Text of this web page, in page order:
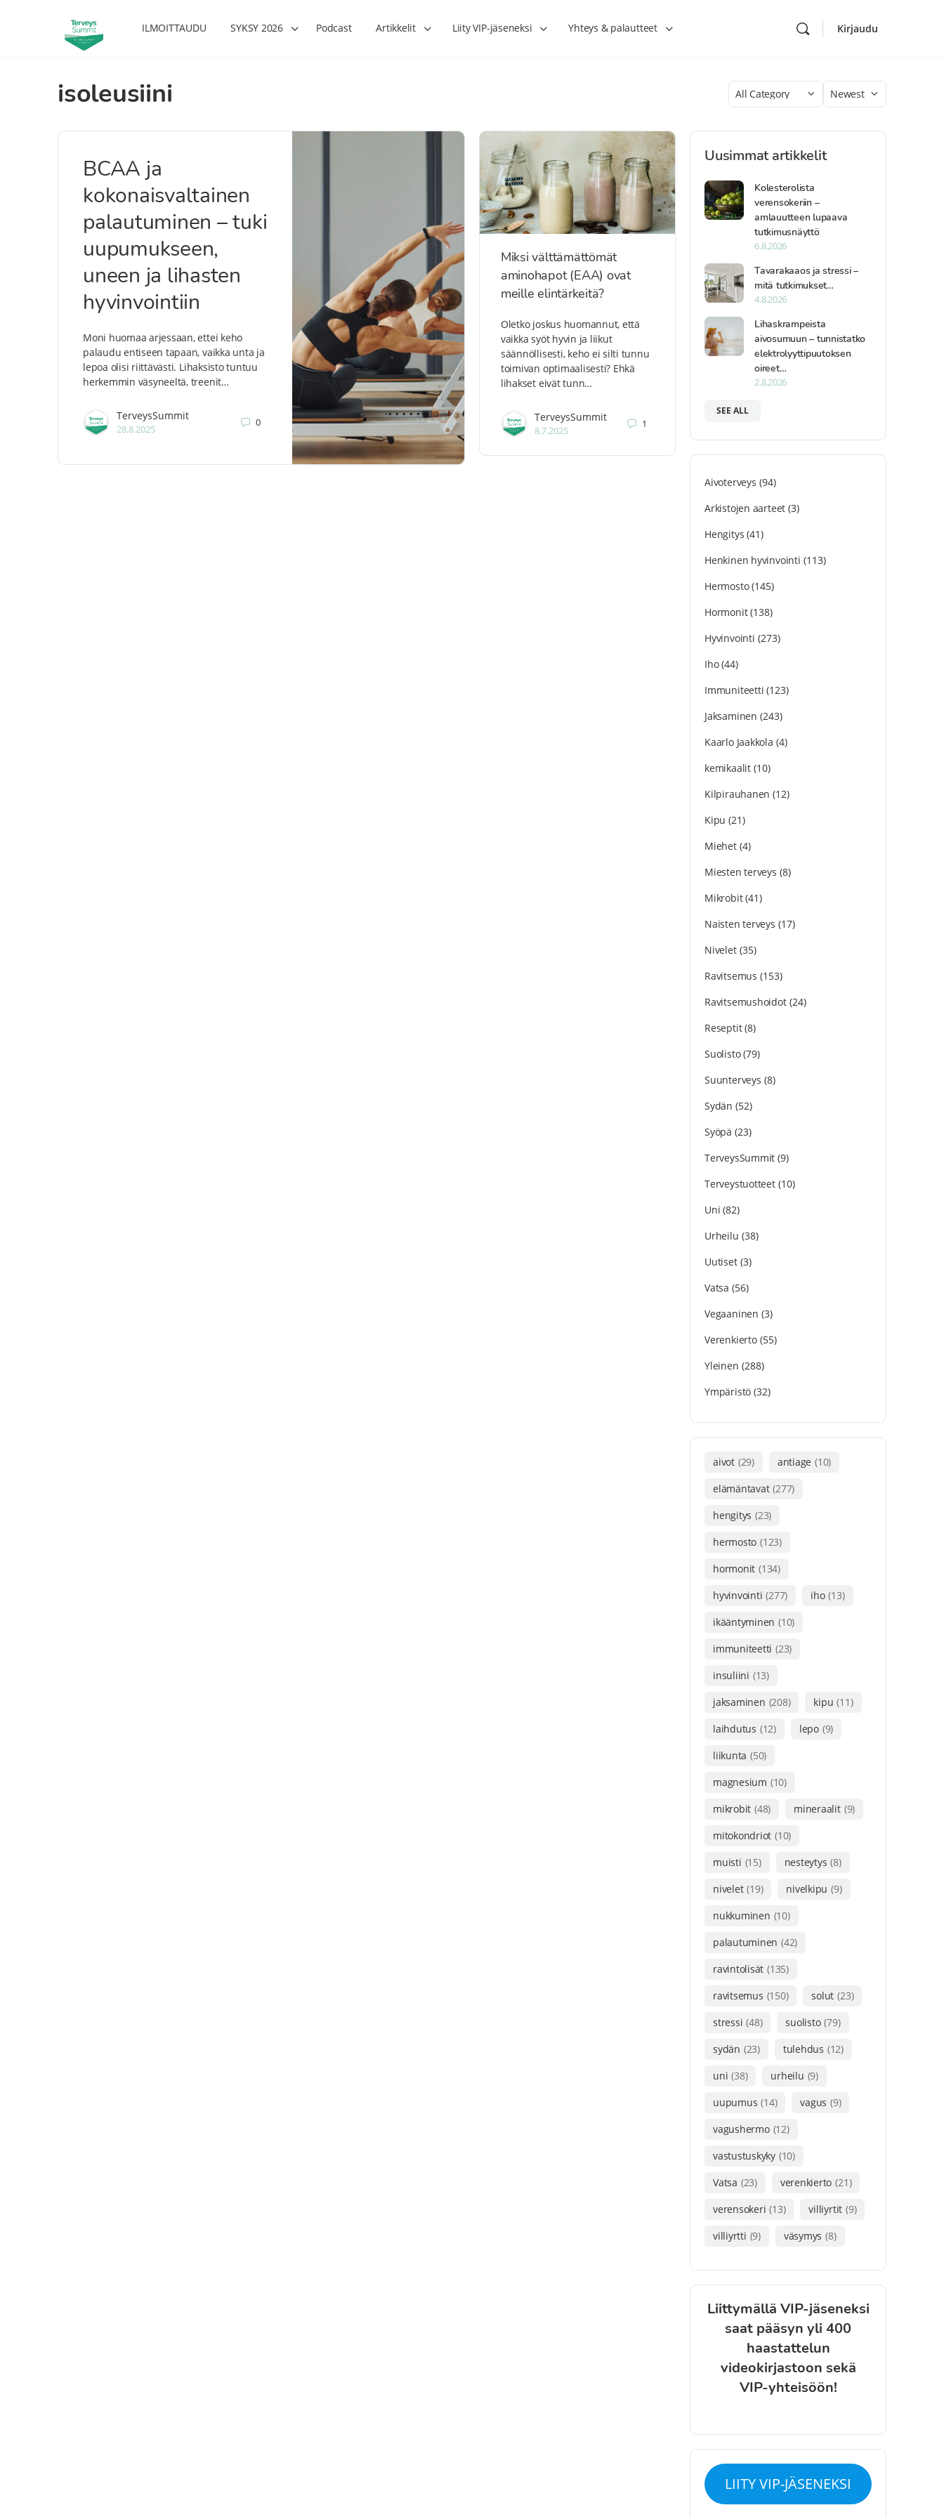
ILMOITTAUDU SYKSY 2026 Podcast Artikkelit Liity VIP-jäseneksi Yhteys & palautteet Kirjaudu
isoleusiini Category
Sort
BCAA ja
kokonaisvaltainen
palautuminen – tuki
uupumukseen,
uneen ja lihasten
hyvinvointiin
Moni huomaa arjessaan, ettei keho
palaudu entiseen tapaan, vaikka unta ja
lepoa olisi riittävästi. Lihaksisto tuntuu
herkemmin väsyneeltä, treenit…
TerveysSummit
28.8.2025
0
Miksi välttämättömät
aminohapot (EAA) ovat
meille elintärkeitä?
Oletko joskus huomannut, että
vaikka syöt hyvin ja liikut
säännöllisesti, keho ei silti tunnu
toimivan optimaalisesti? Ehkä
lihakset eivät tunn…
TerveysSummit
8.7.2025
1
Uusimmat artikkelit
Kolesterolista
verensokeriin –
amlauutteen lupaava
tutkimusnäyttö
6.8.2026
Tavarakaaos ja stressi –
mitä tutkimukset…
4.8.2026
Lihaskrampeista
aivosumuun – tunnistatko
elektrolyyttipuutoksen
oireet…
2.8.2026
SEE ALL
Aivoterveys (94)
Arkistojen aarteet (3)
Hengitys (41)
Henkinen hyvinvointi (113)
Hermosto(145)
Hormonit(138)
Hyvinvointi (273)
Iho(44)
Immuniteetti (123)
Jaksaminen (243)
Kaarlo Jaakkola (4)
kemikaalit(10)
Kilpirauhanen (12)
Kipu (21)
Miehet(4)
Miesten terveys (8)
Mikrobit(41)
Naisten terveys (17)
Nivelet(35)
Ravitsemus (153)
Ravitsemushoidot(24)
Reseptit(8)
Suolisto(79)
Suunterveys (8)
Sydän (52)
Syöpä (23)
TerveysSummit (9)
Terveystuotteet(10)
Uni (82)
Urheilu (38)
Uutiset(3)
Vatsa (56)
Vegaaninen (3)
Verenkierto(55)
Yleinen (288)
Ympäristö (32)
aivot (29) antiage (10)
elämäntavat (277)
hengitys (23)
hermosto (123)
hormonit (134)
hyvinvointi (277) iho (13)
ikääntyminen (10)
immuniteetti (23)
insuliini (13)
jaksaminen (208) kipu (11)
laihdutus (12) lepo (9)
liikunta (50)
magnesium (10)
mikrobit (48) mineraalit (9)
mitokondriot (10)
muisti (15) nesteytys (8)
nivelet (19) nivelkipu (9)
nukkuminen (10)
palautuminen (42)
ravintolisät (135)
ravitsemus (150) solut (23)
stressi (48) suolisto (79)
sydän (23) tulehdus (12)
uni (38) urheilu (9)
uupumus (14) vagus (9)
vagushermo (12)
vastustuskyky (10)
Vatsa (23) verenkierto (21)
verensokeri (13) villiyrtit (9)
villiyrtti (9) väsymys (8)
Liittymällä VIP-jäseneksi
saat pääsyn yli 400
haastattelun
videokirjastoon sekä
VIP-yhteisöön!
LIITY VIP-JÄSENEKSI